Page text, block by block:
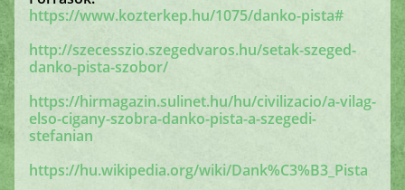
https://www.kozterkep.hu/1075/danko-pista#
http://szecesszio.szegedvaros.hu/setak-szeged-
danko-pista-szobor/
https://hirmagazin.sulinet.hu/hu/civilizacio/a-vilag-
elso-cigany-szobra-danko-pista-a-szegedi-
stefanian
https://hu.wikipedia.org/wiki/Dank%C3%B3_Pista